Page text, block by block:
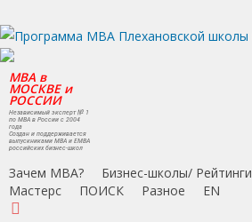
to
main
content
MBA в
МОСКВЕ и
РОССИИ
Независимый эксперт № 1
по MBA в России с 2004
года
Создан и поддерживается
выпускниками MBA и EMBA
российских бизнес-школ
Зачем MBA? Бизнес-школы/ Рейтинги
Мастерс
ПОИСК Разное EN